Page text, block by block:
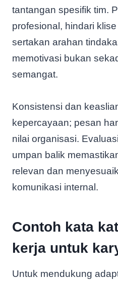
tantangan spesifik tim.
profesional, hindari
sertakan arahan
memotivasi bukan
semangat.
Konsistensi dan
kepercayaan; pesan
nilai organisasi.
umpan balik
relevan dan
komunikasi internal.
Contoh kata
kerja untuk
Untuk mendukung